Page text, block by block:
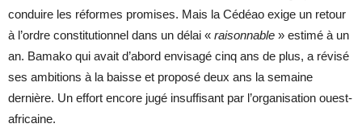
conduire les réformes promises. Mais la Cédéao exige un retour
à l’ordre constitutionnel dans un délai « raisonnable » estimé à un
an. Bamako qui avait d’abord envisagé cinq ans de plus, a révisé
ses ambitions à la baisse et proposé deux ans la semaine
dernière. Un effort encore jugé insuffisant par l’organisation ouest-
africaine.